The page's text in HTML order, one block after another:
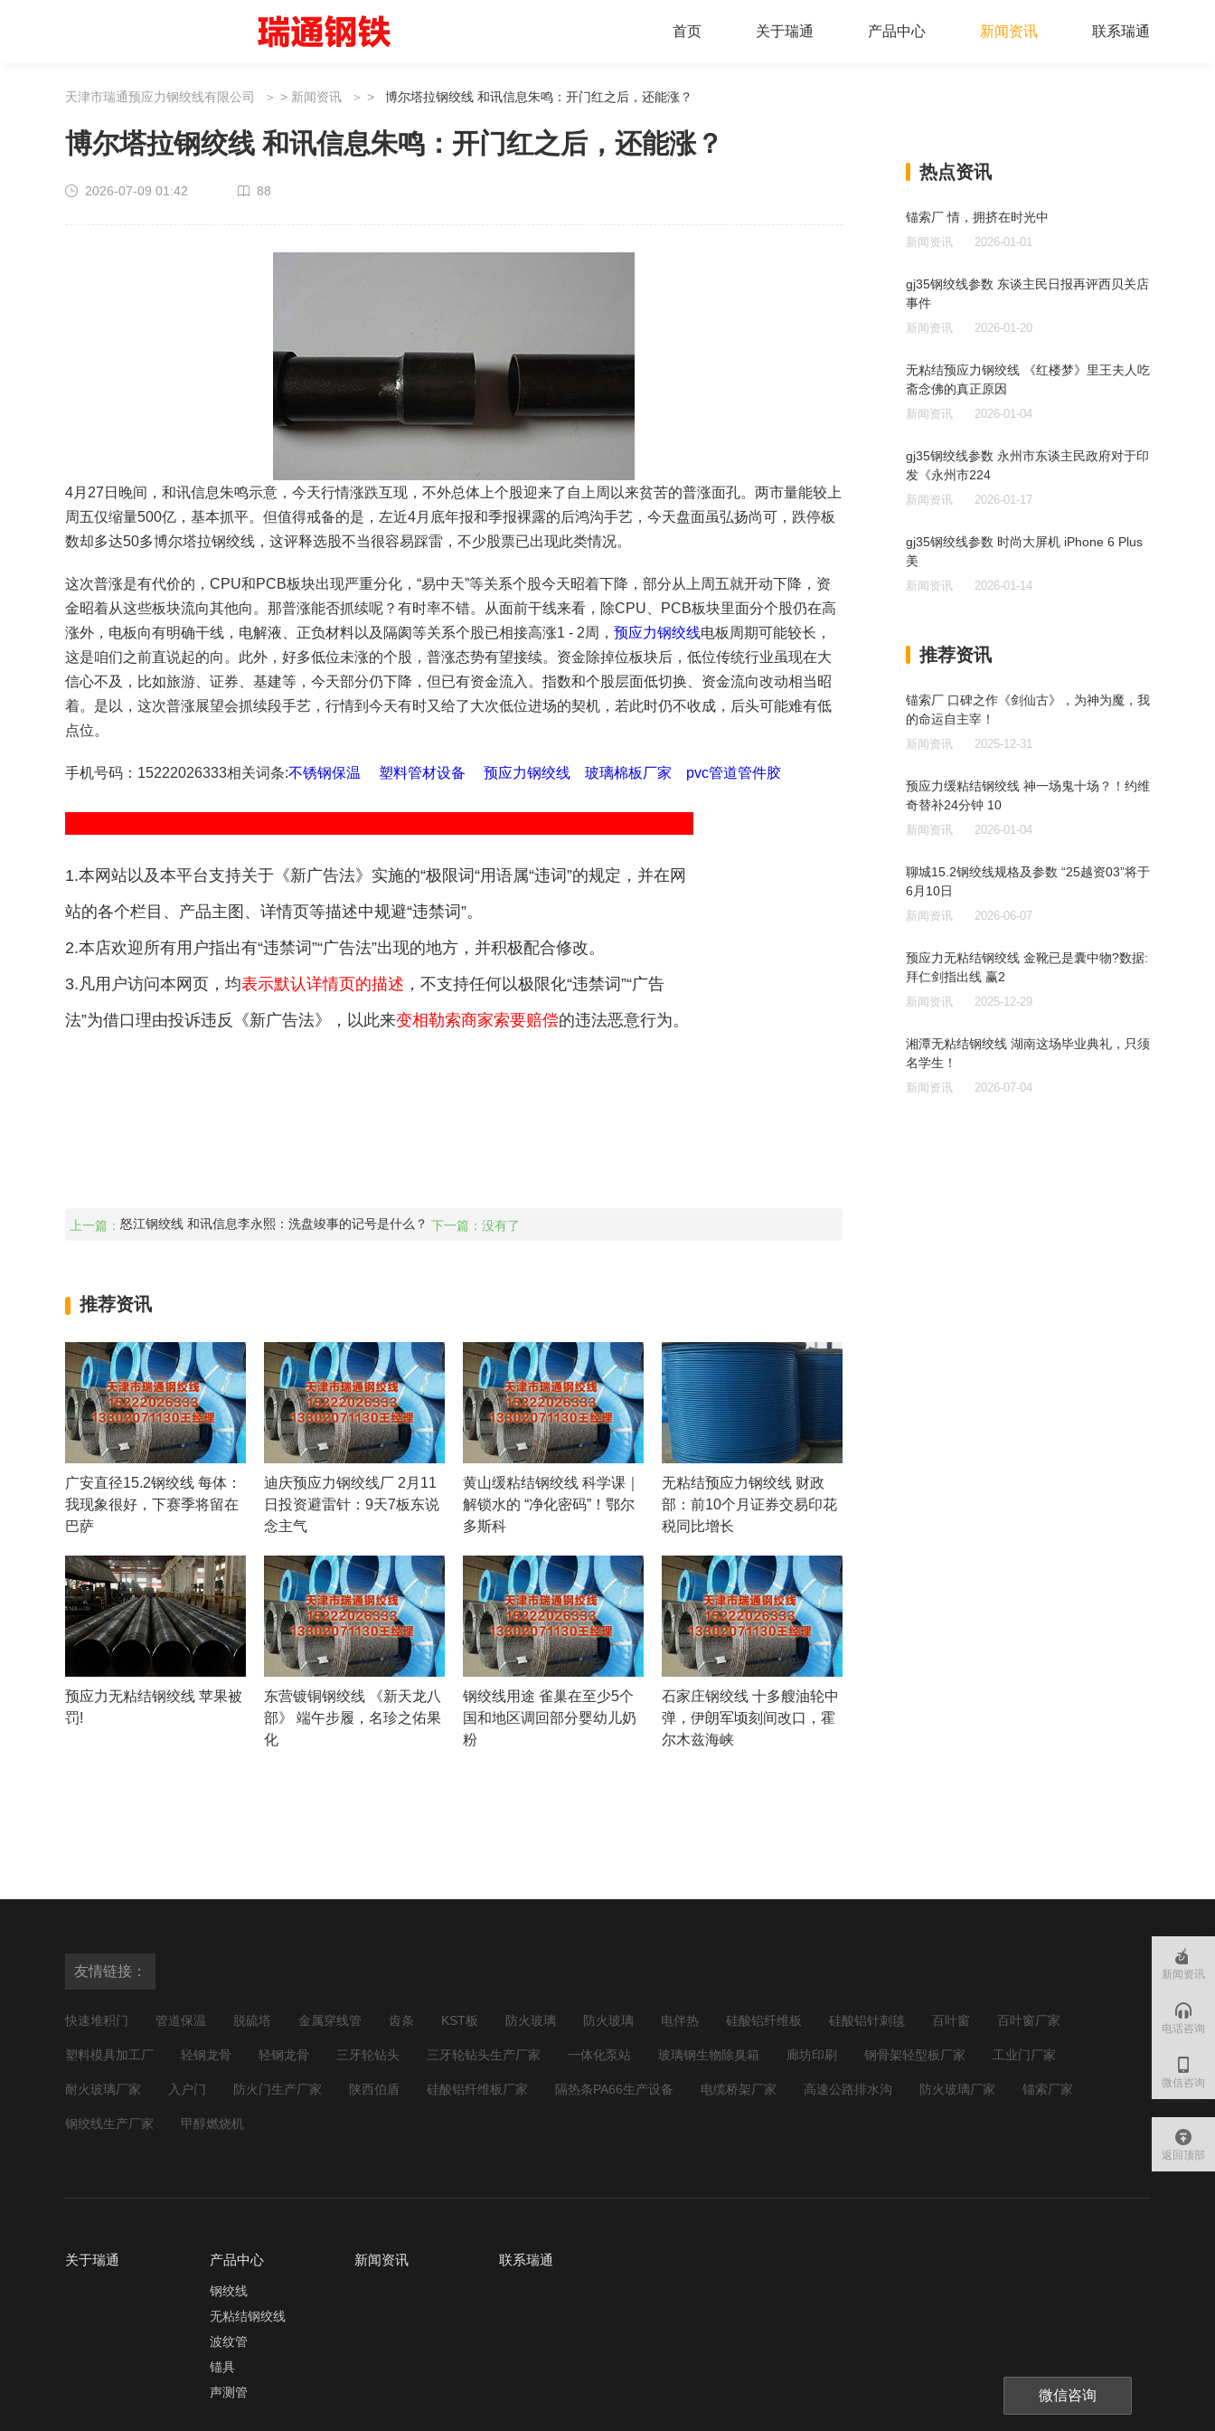
首页 关于瑞通 产品中心 新闻资讯 联系瑞通
天津市瑞通预应力钢绞线有限公司 > 新闻资讯 > 博尔塔拉钢绞线 和讯信息朱鸣：开门红之后，还能涨？
博尔塔拉钢绞线 和讯信息朱鸣：开门红之后，还能涨？
2026-07-09 01:42 88
4月27日晚间，和讯信息朱鸣示意，今天行情涨跌互现，不外总体上个股迎来了自上周以来贫苦的普涨面孔。两市量能较上
周五仅缩量500亿，基本抓平。但值得戒备的是，左近4月底年报和季报裸露的后鸿沟手艺，今天盘面虽弘扬尚可，跌停板
数却多达50多博尔塔拉钢绞线，这评释选股不当很容易踩雷，不少股票已出现此类情况。
这次普涨是有代价的，CPU和PCB板块出现严重分化，“易中天”等关系个股今天昭着下降，部分从上周五就开动下降，资
金昭着从这些板块流向其他向。那普涨能否抓续呢？有时率不错。从面前干线来看，除CPU、PCB板块里面分个股仍在高
涨外，电板向有明确干线，电解液、正负材料以及隔阂等关系个股已相接高涨1 - 2周， 预应力钢绞线电板周期可能较长，
这是咱们之前直说起的向。此外，好多低位未涨的个股，普涨态势有望接续。资金除掉位板块后，低位传统行业虽现在大
信心不及，比如旅游、证券、基建等，今天部分仍下降，但已有资金流入。指数和个股层面低切换、资金流向改动相当昭
着。是以，这次普涨展望会抓续段手艺，行情到今天有时又给了大次低位进场的契机，若此时仍不收成，后头可能难有低
点位。
手机号码：15222026333相关词条:不锈钢保温 塑料管材设备 预应力钢绞线 玻璃棉板厂家 pvc管道管件胶
1.本网站以及本平台支持关于《新广告法》实施的“极限词“用语属“违词”的规定，并在网
站的各个栏目、产品主图、详情页等描述中规避“违禁词”。
2.本店欢迎所有用户指出有“违禁词”“广告法”出现的地方，并积极配合修改。
3.凡用户访问本网页，均表示默认详情页的描述 ，不支持任何以极限化“违禁词”“广告
法”为借口理由投诉违反《新广告法》，以此来变相勒索商家索要赔偿的违法恶意行为。
上一篇： 怒江钢绞线 和讯信息李永熙：洗盘竣事的记号是什么？ 下一篇：没有了
推荐资讯
广安直径15.2钢绞线 每体：
我现象很好，下赛季将留在
巴萨
迪庆预应力钢绞线厂 2月11
日投资避雷针：9天7板东说
念主气
黄山缓粘结钢绞线 科学课｜
解锁水的 “净化密码”！鄂尔
多斯科
无粘结预应力钢绞线 财政
部：前10个月证券交易印花
税同比增长
预应力无粘结钢绞线 苹果被
罚!
东营镀铜钢绞线 《新天龙八
部》 端午步履，名珍之佑果
化
钢绞线用途 雀巢在至少5个
国和地区调回部分婴幼儿奶
粉
石家庄钢绞线 十多艘油轮中
弹，伊朗军顷刻间改口，霍
尔木兹海峡
热点资讯
锚索厂 情，拥挤在时光中
新闻资讯 2026-01-01
gj35钢绞线参数 东谈主民日报再评西贝关店
事件
新闻资讯 2026-01-20
无粘结预应力钢绞线 《红楼梦》里王夫人吃
斋念佛的真正原因
新闻资讯 2026-01-04
gj35钢绞线参数 永州市东谈主民政府对于印
发《永州市224
新闻资讯 2026-01-17
gj35钢绞线参数 时尚大屏机 iPhone 6 Plus
美
新闻资讯 2026-01-14
推荐资讯
锚索厂 口碑之作《剑仙古》，为神为魔，我
的命运自主宰！
新闻资讯 2025-12-31
预应力缓粘结钢绞线 神一场鬼十场？！约维
奇替补24分钟 10
新闻资讯 2026-01-04
聊城15.2钢绞线规格及参数 “25越资03”将于
6月10日
新闻资讯 2026-06-07
预应力无粘结钢绞线 金靴已是囊中物?数据:
拜仁剑指出线 赢2
新闻资讯 2025-12-29
湘潭无粘结钢绞线 湖南这场毕业典礼，只须
名学生！
新闻资讯 2026-07-04
新闻资讯
电话咨询
微信咨询
返回顶部
友情链接：
快速堆积门 管道保温 脱硫塔 金属穿线管 齿条 KST板 防火玻璃 防火玻璃 电伴热 硅酸铝纤维板 硅酸铝针刺毯 百叶窗 百叶窗厂家
塑料模具加工厂 轻钢龙骨 轻钢龙骨 三牙轮钻头 三牙轮钻头生产厂家 一体化泵站 玻璃钢生物除臭箱 廊坊印刷 钢骨架轻型板厂家 工业门厂家
耐火玻璃厂家 入户门 防火门生产厂家 陕西伯盾 硅酸铝纤维板厂家 隔热条PA66生产设备 电缆桥架厂家 高速公路排水沟 防火玻璃厂家 锚索厂家
钢绞线生产厂家 甲醇燃烧机
关于瑞通 产品中心
钢绞线
无粘结钢绞线
波纹管
锚具
声测管
新闻资讯 联系瑞通
微信咨询